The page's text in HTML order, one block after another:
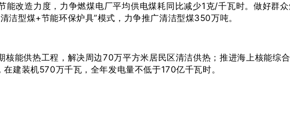
能改造力度，力争燃煤电厂平均供电煤耗同比减少1克/千瓦时。做好群
洁型煤+节能环保炉具”模式，力争推广清洁型煤350万吨。
核能供热工程，解决周边70万平方米居民区清洁供热；推进海上核能综
建装机570万千瓦，全年发电量不低于170亿千瓦时。